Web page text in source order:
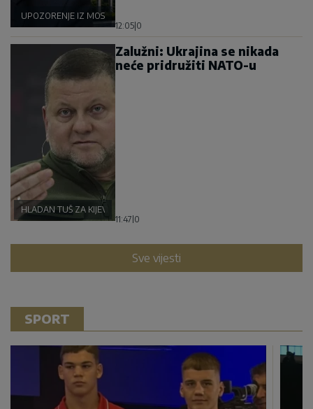
UPOZORENJE IZ MOSKVE
12:05 0
HLADAN TUŠ ZA KIJEV
Zalužni: Ukrajina se nikada
neće pridružiti NATO-u
11:47 0
Sve vijesti
SPORT